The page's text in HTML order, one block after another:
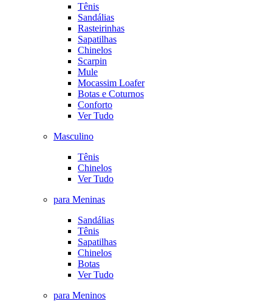
Tênis
Sandálias
Rasteirinhas
Sapatilhas
Chinelos
Scarpin
Mule
Mocassim Loafer
Botas e Coturnos
Conforto
Ver Tudo
Masculino
Tênis
Chinelos
Ver Tudo
para Meninas
Sandálias
Tênis
Sapatilhas
Chinelos
Botas
Ver Tudo
para Meninos